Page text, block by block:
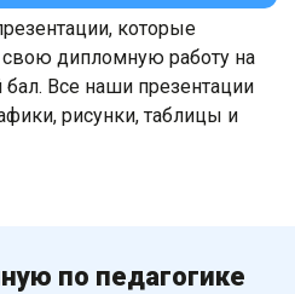
которые
дипломную работу на
Все наши презентации
рисунки, таблицы и
по педагогике